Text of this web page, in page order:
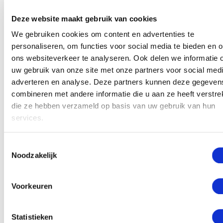
Deze website maakt gebruik van cookies
We gebruiken cookies om content en advertenties te
personaliseren, om functies voor social media te bieden en
ons websiteverkeer te analyseren. Ook delen we informatie
uw gebruik van onze site met onze partners voor social
adverteren en analyse. Deze partners kunnen deze
combineren met andere informatie die u aan ze heeft
die ze hebben verzameld op basis van uw gebruik van hun
services.
Noodzakelijk
Voorkeuren
Statistieken
significant betere uitspraak dan mensen die maar
lichtjes in hypnose gebracht werden. De mate van
hypnotiseerbaarheid heeft dus invloed op het effect
van het leren onder hypnose.
Wil jij tijdens je volgende vakantie of
zakenreis klinken als iemand die in het
land geboren is waar je de taal van
Volledige taalles onder hypnose